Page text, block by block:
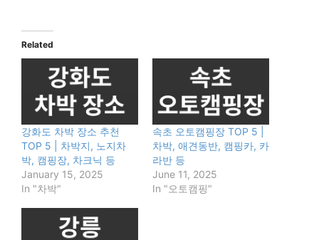
Related
강화도 차박 장소 추천
TOP 5 | 차박지, 노지차
박, 캠핑장, 차크닉 등
January 15, 2025
In "차박"
속초 오토캠핑장 TOP 5 |
차박, 애견동반, 캠핑카, 카
라반 등
June 11, 2025
In "오토캠핑"